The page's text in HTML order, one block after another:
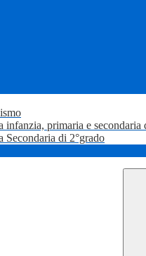
primaria e secondaria
di 2°grado